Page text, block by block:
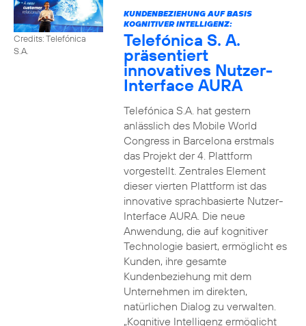
Credits: Telefónica
S.A.
KUNDENBEZIEHUNG AUF BASIS
KOGNITIVER INTELLIGENZ:
Telefónica S. A.
präsentiert
innovatives Nutzer-
Interface AURA
Telefónica S.A. hat gestern
anlässlich des Mobile World
Congress in Barcelona erstmals
das Projekt der 4. Plattform
vorgestellt. Zentrales Element
dieser vierten Plattform ist das
innovative sprachbasierte Nutzer-
Interface AURA. Die neue
Anwendung, die auf kognitiver
Technologie basiert, ermöglicht es
Kunden, ihre gesamte
Kundenbeziehung mit dem
Unternehmen im direkten,
natürlichen Dialog zu verwalten.
„Kognitive Intelligenz ermöglicht